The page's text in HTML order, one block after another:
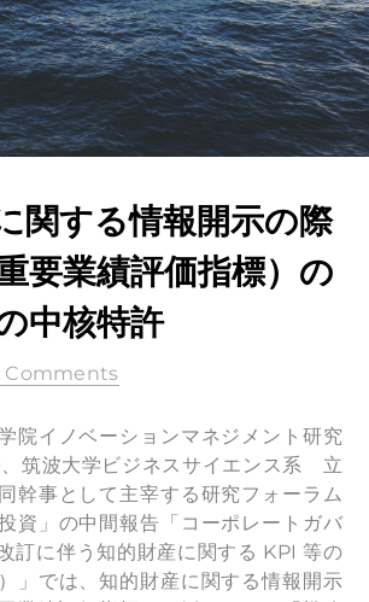
関する情報開⽰の際
要業績評価指標）の
中核特許
Comments
院イノベーションマネジメント研究
筑波大学ビジネスサイエンス系 立
幹事として主宰する研究フォーラム
資」の中間報告「コーポレートガバ
訂に伴う知的財産に関する KPI 等の
」では、知的財産に関する情報開⽰